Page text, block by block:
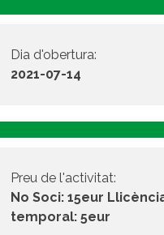
Dia d'obertura:
2021-07-14
Preu de l'activitat:
No Soci: 15eur
temporal: 5eur